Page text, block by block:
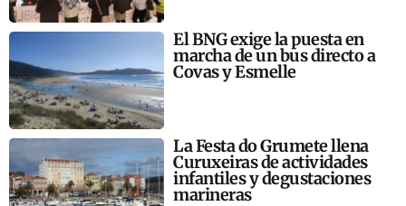
El BNG exige la puesta en
marcha de un bus directo a
Covas y Esmelle
La Festa do Grumete llena
Curuxeiras de actividades
infantiles y degustaciones
marineras